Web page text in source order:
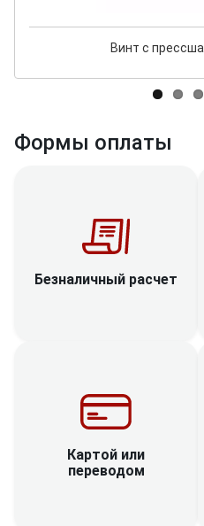
Винт с
Формы оплаты
Безналичный расчет
Картой или
переводом